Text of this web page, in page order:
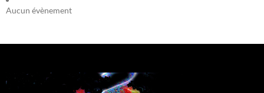
Aucun évènement